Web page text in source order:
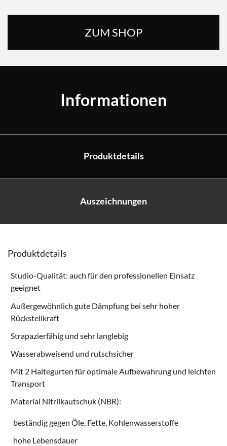
ZUM SHOP
Informationen
Produktdetails
Auszeichnungen
Produktdetails
Studio-Qualität: auch für den professionellen Einsatz
geeignet
Außergewöhnlich gute Dämpfung bei sehr hoher
Rückstellkraft
Strapazierfähig und sehr langlebig
Wasserabweisend und rutschsicher
Mit 2 Haltegurten für optimale Aufbewahrung und leichten
Transport
Material Nitrilkautschuk (NBR):
beständig gegen Öle, Fette, Kohlenwasserstoffe
hohe Lebensdauer